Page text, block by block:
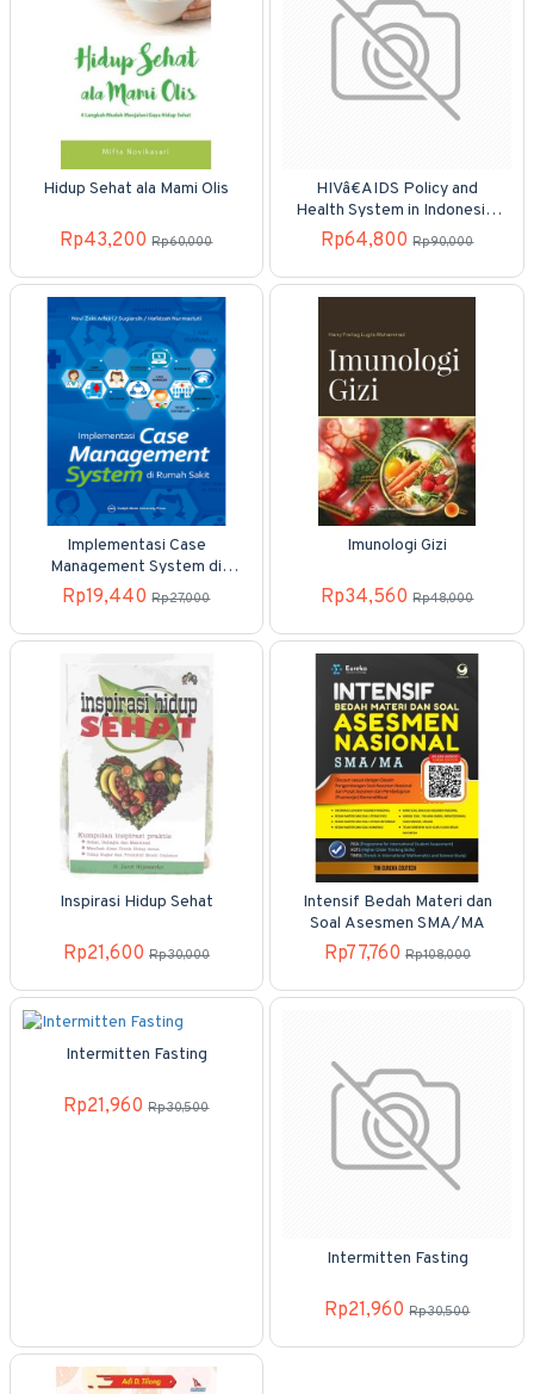
Hidup Sehat ala Mami Olis
Rp43,200 Rp60,000
HIVâ€AIDS Policy and
Health System in Indonesia:
a document review
Rp64,800 Rp90,000
Implementasi Case
Management System di
Rumah Sakit
Rp19,440 Rp27,000
Imunologi Gizi
Rp34,560 Rp48,000
Inspirasi Hidup Sehat
Rp21,600 Rp30,000
Intensif Bedah Materi dan
Soal Asesmen SMA/MA
Rp77,760 Rp108,000
Intermitten Fasting
Rp21,960 Rp30,500
Intermitten Fasting
Rp21,960 Rp30,500